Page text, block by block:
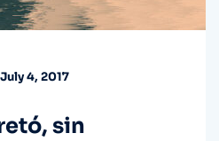
July 4, 2017
sin